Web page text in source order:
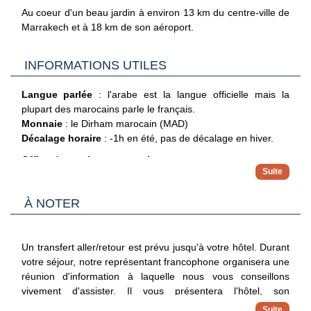
3 bars sont également à votre disposition tout au long de la
journée :
Le bar principalLa Terrasse, ouvert de 10h00 à minuit
(réservé aux adultes et payant à partir de 23h00)
La formule "Tout inclus" comprend une sélection de boissons
(servies au verre). Les horaires sont donnés à titre indicatif
et peuvent être soumis à modification sans préavis de la part
Tourisme soit engagée. Les jus de fruits frais, les boissons
football, salle de sport.
de senteurs, de couleurs, de volupté, et de bien-être, offrant
une relaxation totale.
*Avec supplément
proposé aux enfants âgés de 4 à 12 ans, il est ouvert de
Au coeur d'un beau jardin à environ 13 km du centre-ville de
Marrakech et à 18 km de son aéroport.
INFORMATIONS UTILES
Langue parlée : l'arabe est la langue officielle mais la
plupart des marocains parle le français.
Monnaie : le Dirham marocain (MAD)
Décalage horaire : -1h en été, pas de décalage en hiver.
Office du tourisme marocain
À NOTER
Un transfert aller/retour est prévu jusqu'à votre hôtel. Durant
votre séjour, notre représentant francophone organisera une
réunion d'information à laquelle nous vous conseillons
vivement d'assister. Il vous présentera l'hôtel, son
fonctionnement, mais aussi la région et les différentes